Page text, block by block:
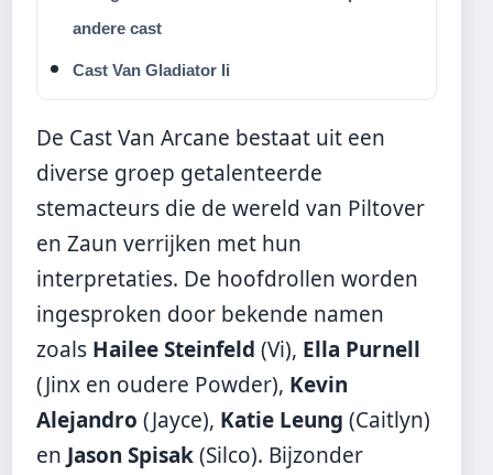
andere cast
Cast Van Gladiator Ii
De Cast Van Arcane bestaat uit een
diverse groep getalenteerde
stemacteurs die de wereld van Piltover
en Zaun verrijken met hun
interpretaties. De hoofdrollen worden
ingesproken door bekende namen
zoals Hailee Steinfeld (Vi), Ella Purnell
(Jinx en oudere Powder), Kevin
Alejandro (Jayce), Katie Leung (Caitlyn)
en Jason Spisak(Silco). Bijzonder